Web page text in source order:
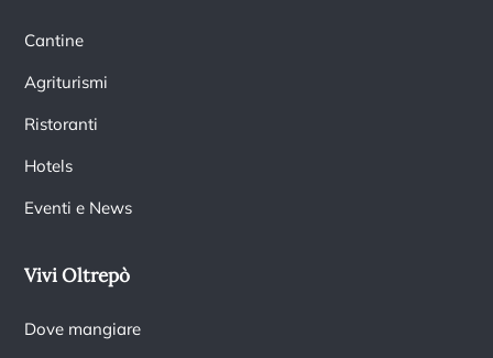
Cantine
Agriturismi
Ristoranti
Hotels
Eventi e News
Vivi Oltrepò
Dove mangiare